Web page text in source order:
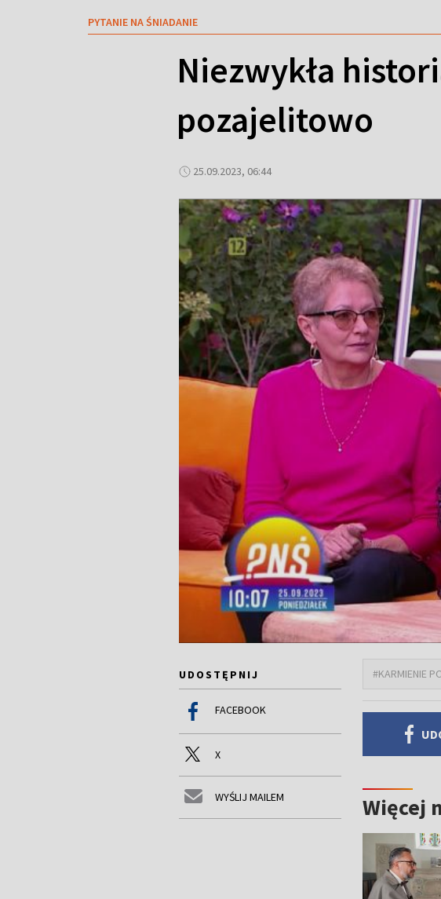
PYTANIE NA ŚNIADANIE
Niezwykła
pozajelitowo
25.09.2023, 06:44
UDOSTĘPNIJ
FACEBOOK
X
WYŚLIJ MAILEM
#KARMIENIE
Więcej